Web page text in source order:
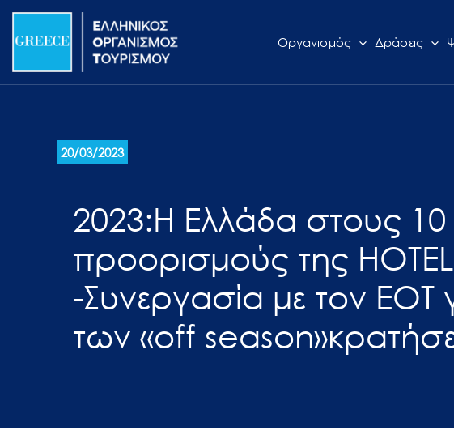
Σημείωση:
Αυτός
ιστότοπος
προσβασιμότητας.
προσαρμόσετε
προβλήματα
Μετάβαση
στο
Οργανισμός Δράσεις
20/03/2023
2023:Η Ελλάδα στους
προορισμούς της
-Συνεργασία με τον ΕΟΤ
των «off